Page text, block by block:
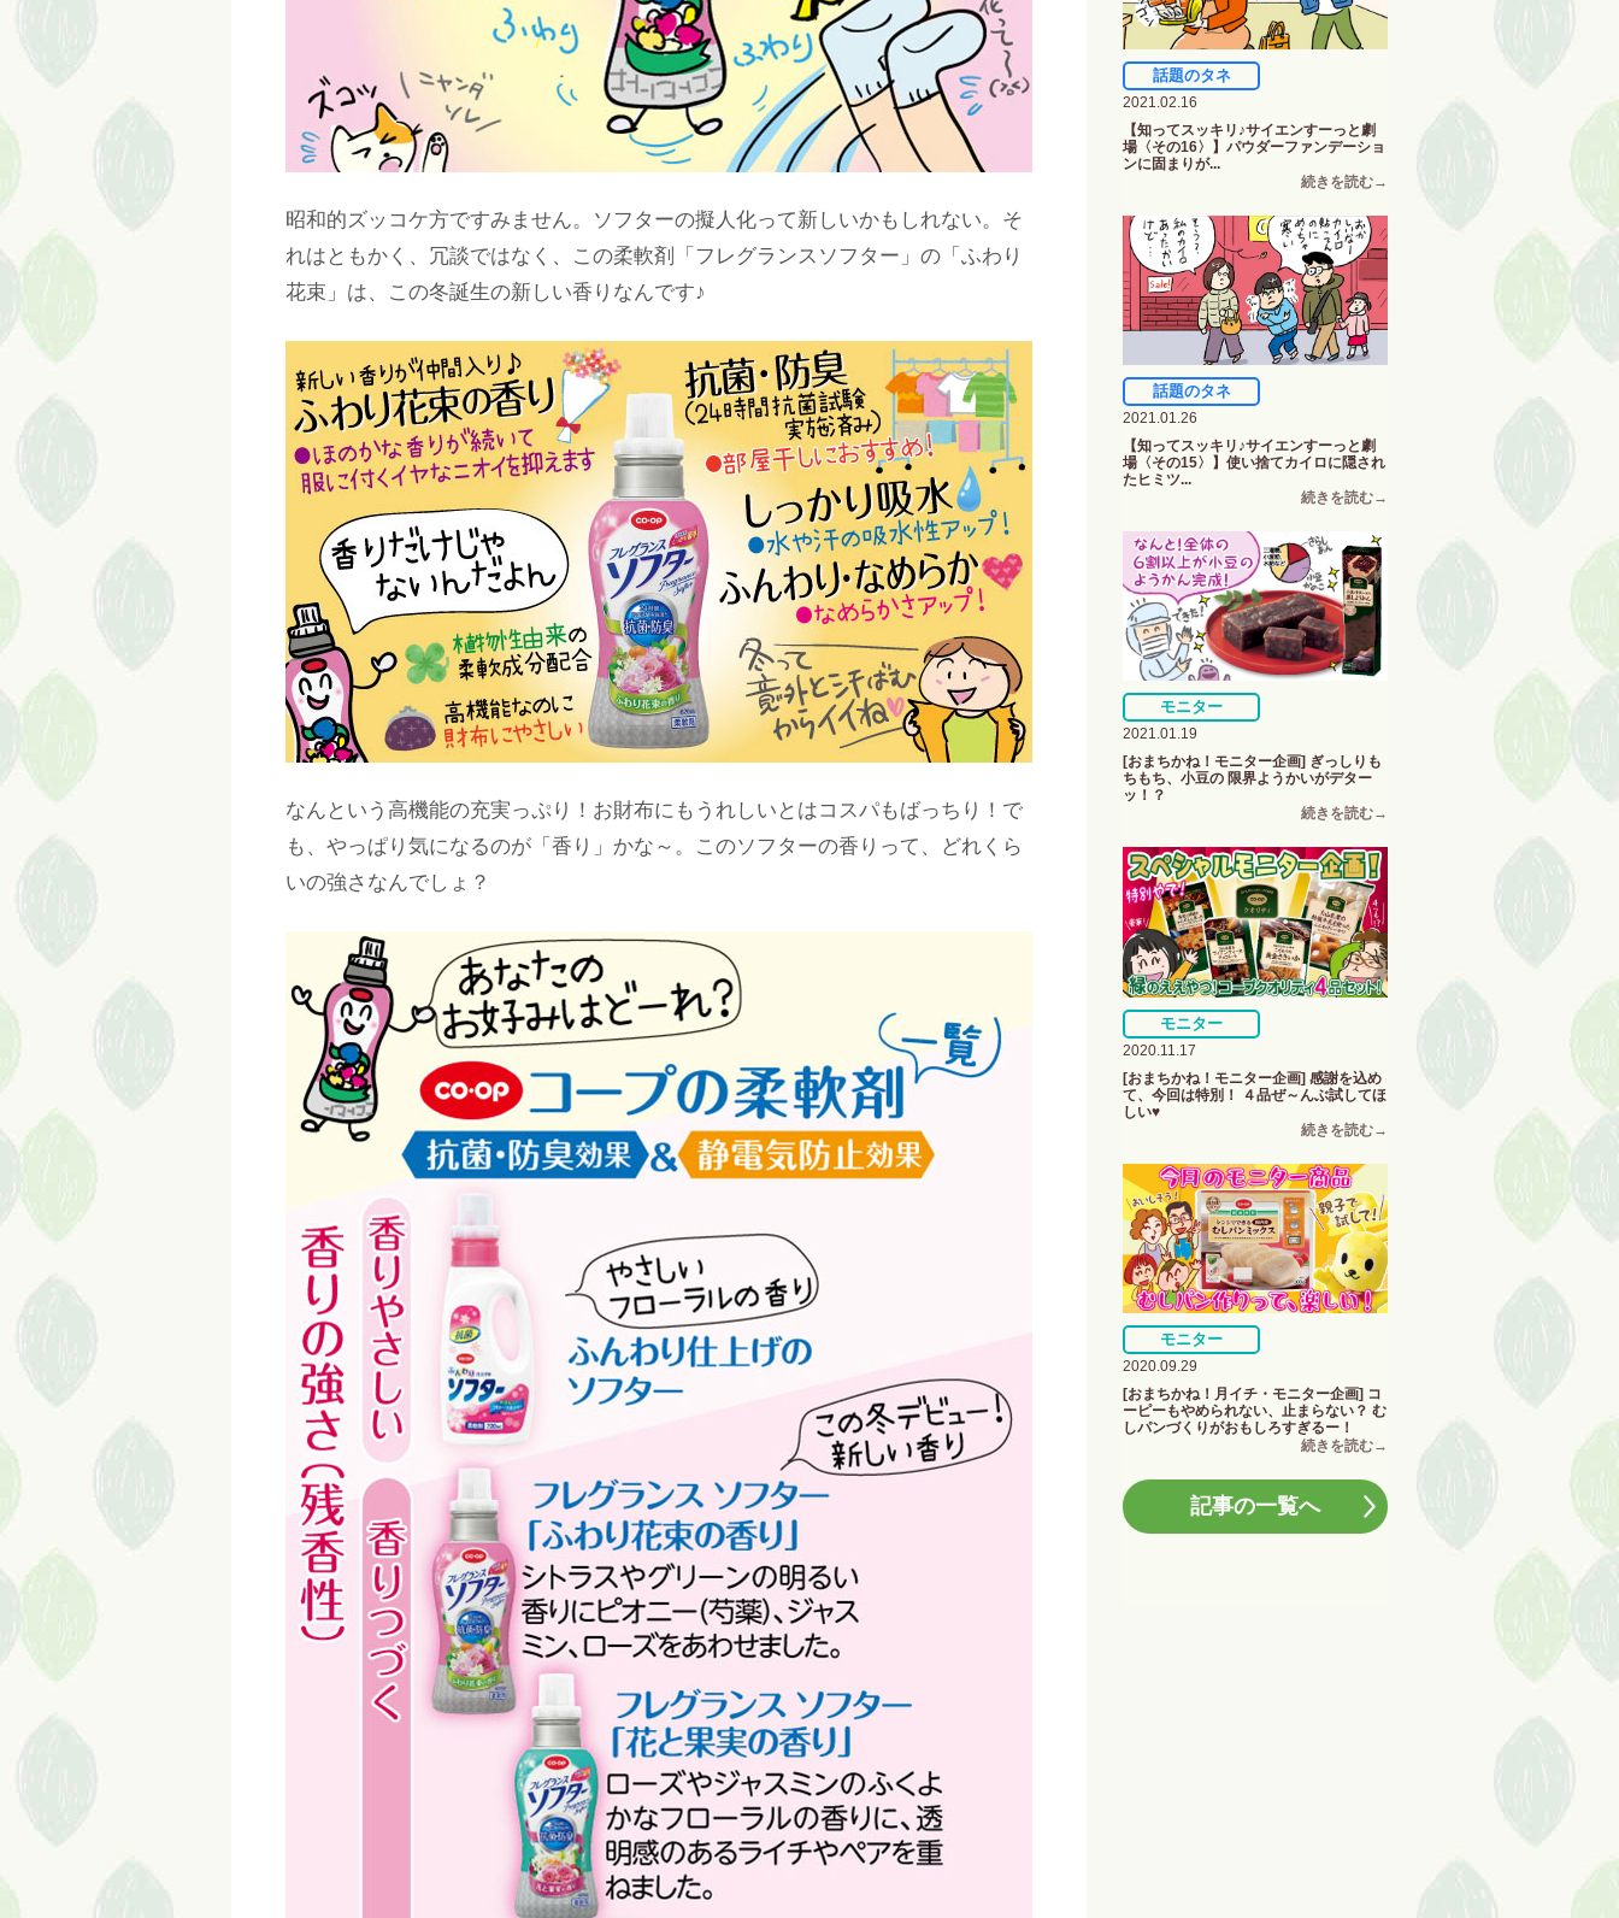
昭和的ズッコケ方ですみません。ソフターの擬人化って新しいかもしれない。そ
れはともかく、冗談ではなく、この柔軟剤「フレグランスソフター」の「ふわり
花束」は、この冬誕生の新しい香りなんです♪
なんという高機能の充実っぷり！お財布にもうれしいとはコスパもばっちり！で
も、やっぱり気になるのが「香り」かな～。このソフターの香りって、どれくら
いの強さなんでしょ？
話題のタネ
2021.02.16
【知ってスッキリ♪サイエンすーっと劇
場〈その16〉】パウダーファンデーショ
ンに固まりが...
話題のタネ
2021.01.26
【知ってスッキリ♪サイエンすーっと劇
場〈その15〉】使い捨てカイロに隠され
たヒミツ...
モニター
2021.01.19
[おまちかね！モニター企画] ぎっしりも
ちもち、小豆の 限界ようかいがデター
ッ！？
モニター
2020.11.17
[おまちかね！モニター企画] 感謝を込め
て、今回は特別！ ４品ぜ～んぶ試してほ
しい♥
モニター
2020.09.29
[おまちかね！月イチ・モニター企画] コ
ーピーもやめられない、止まらない？ む
しパンづくりがおもしろすぎるー！
記事の一覧へ